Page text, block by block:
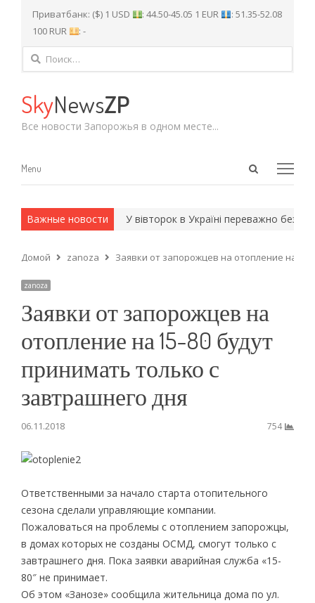
Приватбанк: ($) 1 USD : 44.50-45.05 1 EUR
: 51.35-52.08
100 RUR
: -
Найти:
SkyNewsZP
Все новости Запорожья в одном месте...
Open
Menu
Menu
Важные новости
и армейские методы. У вівторок в Україні переважно без
Домой zanoza Заявки от запорожцев на отопление на
zanoza
Заявки от запорожцев на
отопление на 15-80 будут
принимать только с
завтрашнего дня
06.11.2018 754
Ответственными за начало старта отопительного
сезона сделали управляющие компании.
Пожаловаться на проблемы с отоплением запорожцы,
в домах которых не созданы ОСМД, смогут только с
завтрашнего дня. Пока заявки аварийная служба «15-
80″ не принимает.
Об этом «Занозе» сообщила жительница дома по ул.